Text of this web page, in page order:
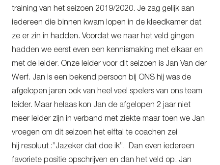
training van het seizoen 2019/2020. Je zag gelijk aan
iedereen die binnen kwam lopen in de kleedkamer dat
ze er zin in hadden. Voordat we naar het veld gingen
hadden we eerst even een kennismaking met elkaar en
met de leider. Onze leider voor dit seizoen is Jan Van der
Werf. Jan is een bekend persoon bij ONS hij was de
afgelopen jaren ook van heel veel spelers van ons team
leider. Maar helaas kon Jan de afgelopen 2 jaar niet
meer leider zijn in verband met ziekte maar toen we Jan
vroegen om dit seizoen het elftal te coachen zei
hij resoluut :”Jazeker dat doe ik”. Dan even iedereen
favoriete positie opschrijven en dan het veld op. Jan